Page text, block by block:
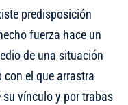
predisposición
fuerza hace un
de una situación
el que arrastra
vínculo y por trabas